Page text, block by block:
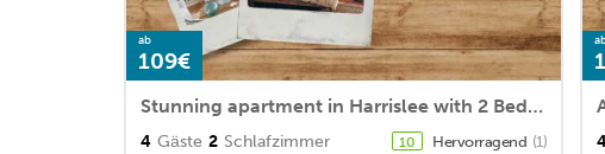
ab
109€
Stunning apartment in Harrislee with 2 Bedrooms and WiFi
4 Gäste 2 Schlafzimmer 10 Hervorragend (1)